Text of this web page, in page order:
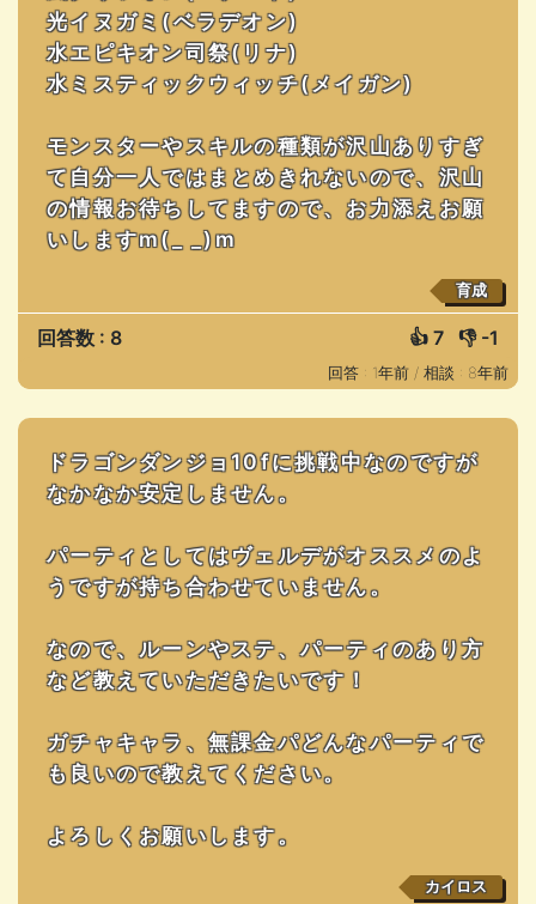
光イヌガミ(ベラデオン)
水エピキオン司祭(リナ)
水ミスティックウィッチ(メイガン)
モンスターやスキルの種類が沢山ありすぎ
て自分一人ではまとめきれないので、沢山
の情報お待ちしてますので、お力添えお願
いしますm(_ _)m
育成
回答数 : 8 👍 7 👎 -1
回答 : 1年前 / 相談 : 8年前
ドラゴンダンジョ10fに挑戦中なのですが
なかなか安定しません。
パーティとしてはヴェルデがオススメのよ
うですが持ち合わせていません。
なので、ルーンやステ、パーティのあり方
など教えていただきたいです！
ガチャキャラ、無課金パどんなパーティで
も良いので教えてください。
よろしくお願いします。
カイロス